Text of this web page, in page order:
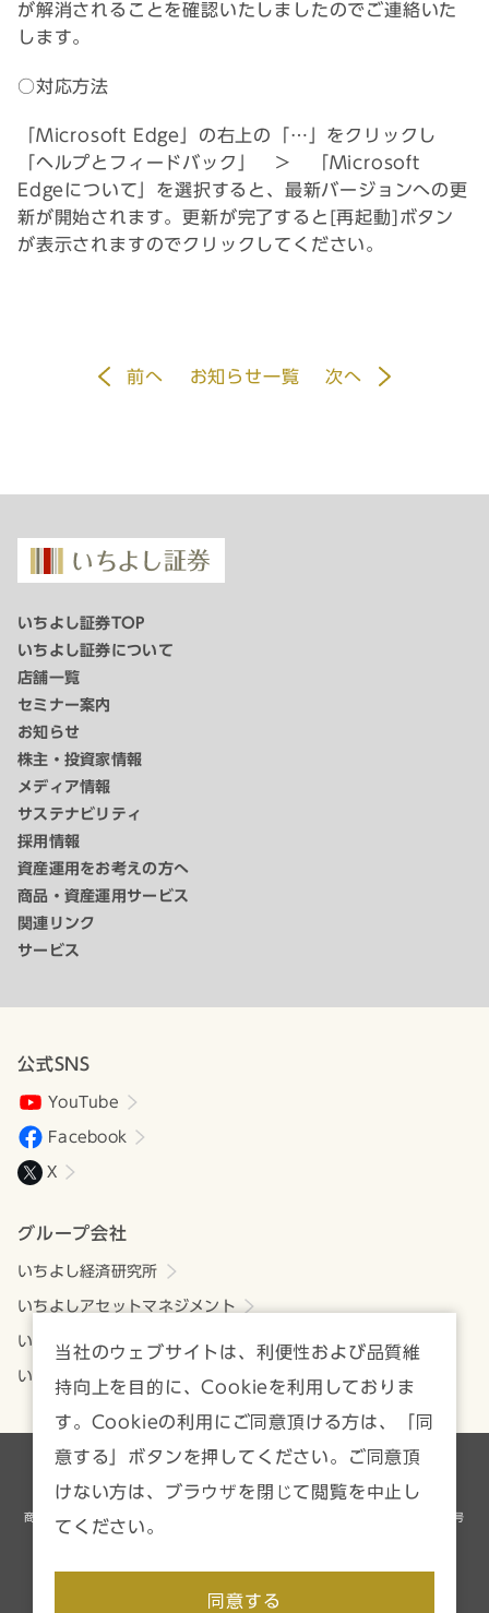
が解消されることを確認いたしましたのでご連絡いた
します。
○対応方法
「Microsoft Edge」の右上の「…」をクリックし
「ヘルプとフィードバック」 ＞ 「Microsoft
Edgeについて」を選択すると、最新バージョンへの更
新が開始されます。更新が完了すると[再起動]ボタン
が表示されますのでクリックしてください。
前へ お知らせ一覧 次へ
いちよし証券TOP
いちよし証券について
店舗一覧
セミナー案内
お知らせ
株主・投資家情報
メディア情報
サステナビリティ
採用情報
資産運用をお考えの方へ
商品・資産運用サービス
関連リンク
サービス
公式SNS
YouTube
Facebook
X
グループ会社
いちよし経済研究所
いちよしアセットマネジメント
いちよしビジネスサービス
いちよしIFA
各種方針・注意事項一覧 サイトマップ
商号等／いちよし証券株式会社 金融商品取引業者 関東財務局長（金商）第24号
当社のウェブサイトは、利便性および品質維
持向上を目的に、Cookieを利用しておりま
す。Cookieの利用にご同意頂ける方は、「同
意する」ボタンを押してください。ご同意頂
けない方は、ブラウザを閉じて閲覧を中止し
てください。
同意する